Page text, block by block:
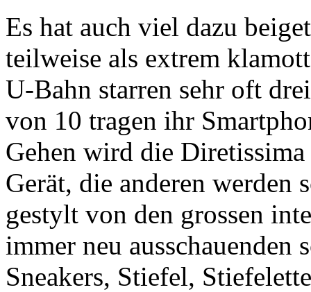
Es hat auch viel dazu
teilweise als extrem
U-Bahn starren sehr oft
von 10 tragen ihr
Gehen wird die
Gerät, die anderen werden
gestylt von den grossen
immer neu ausschauenden
Sneakers, Stiefel,